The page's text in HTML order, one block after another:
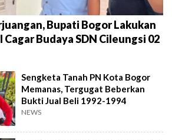
Bupati Bogor Lakukan
Budaya SDN Cileungsi 02
Sengketa Tanah PN Kota Bogor
Memanas, Tergugat Beberkan
Bukti Jual Beli 1992-1994
NEWS